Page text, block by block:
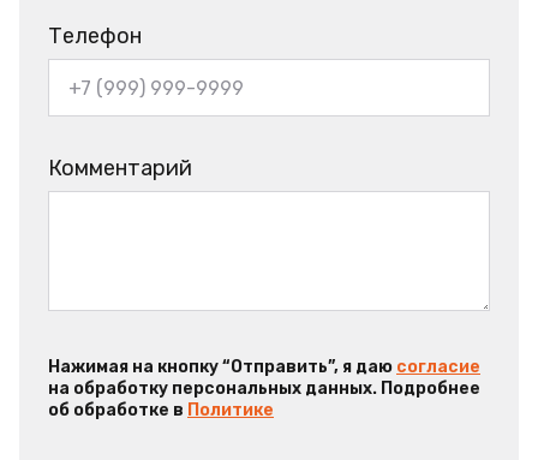
Телефон
Комментарий
Нажимая на кнопку “Отправить”, я даю согласие
на обработку персональных данных. Подробнее
об обработке в Политике